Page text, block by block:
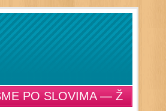
PO SLOVIMA — Ž